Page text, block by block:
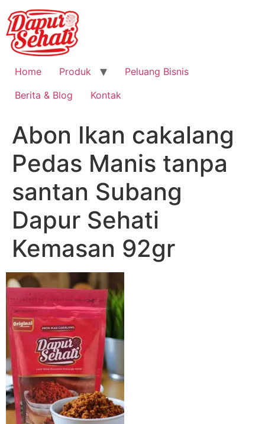
Home Produk
Peluang Bisnis
Berita & Blog
Kontak
Abon Ikan cakalang
Pedas Manis tanpa
santan Subang
Dapur Sehati
Kemasan 92gr